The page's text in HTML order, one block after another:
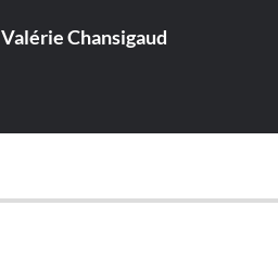
Valérie Chansigaud